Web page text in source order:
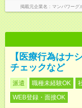
掲載元企業名 マンパワーグ
【医療行為はナ
チェックなど
派遣 職種未経験OK
WEB登録・面接OK